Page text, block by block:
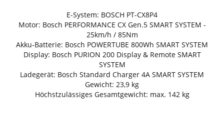
E-System: BOSCH PT-CX8P4
Motor: Bosch PERFORMANCE CX Gen.5 SMART SYSTEM -
25km/h / 85Nm
Akku-Batterie: Bosch POWERTUBE 800Wh SMART SYSTEM
Display: Bosch PURION 200 Display & Remote SMART
SYSTEM
Ladegerät: Bosch Standard Charger 4A SMART SYSTEM
Gewicht: 23,9 kg
Höchstzulässiges Gesamtgewicht: max. 142 kg